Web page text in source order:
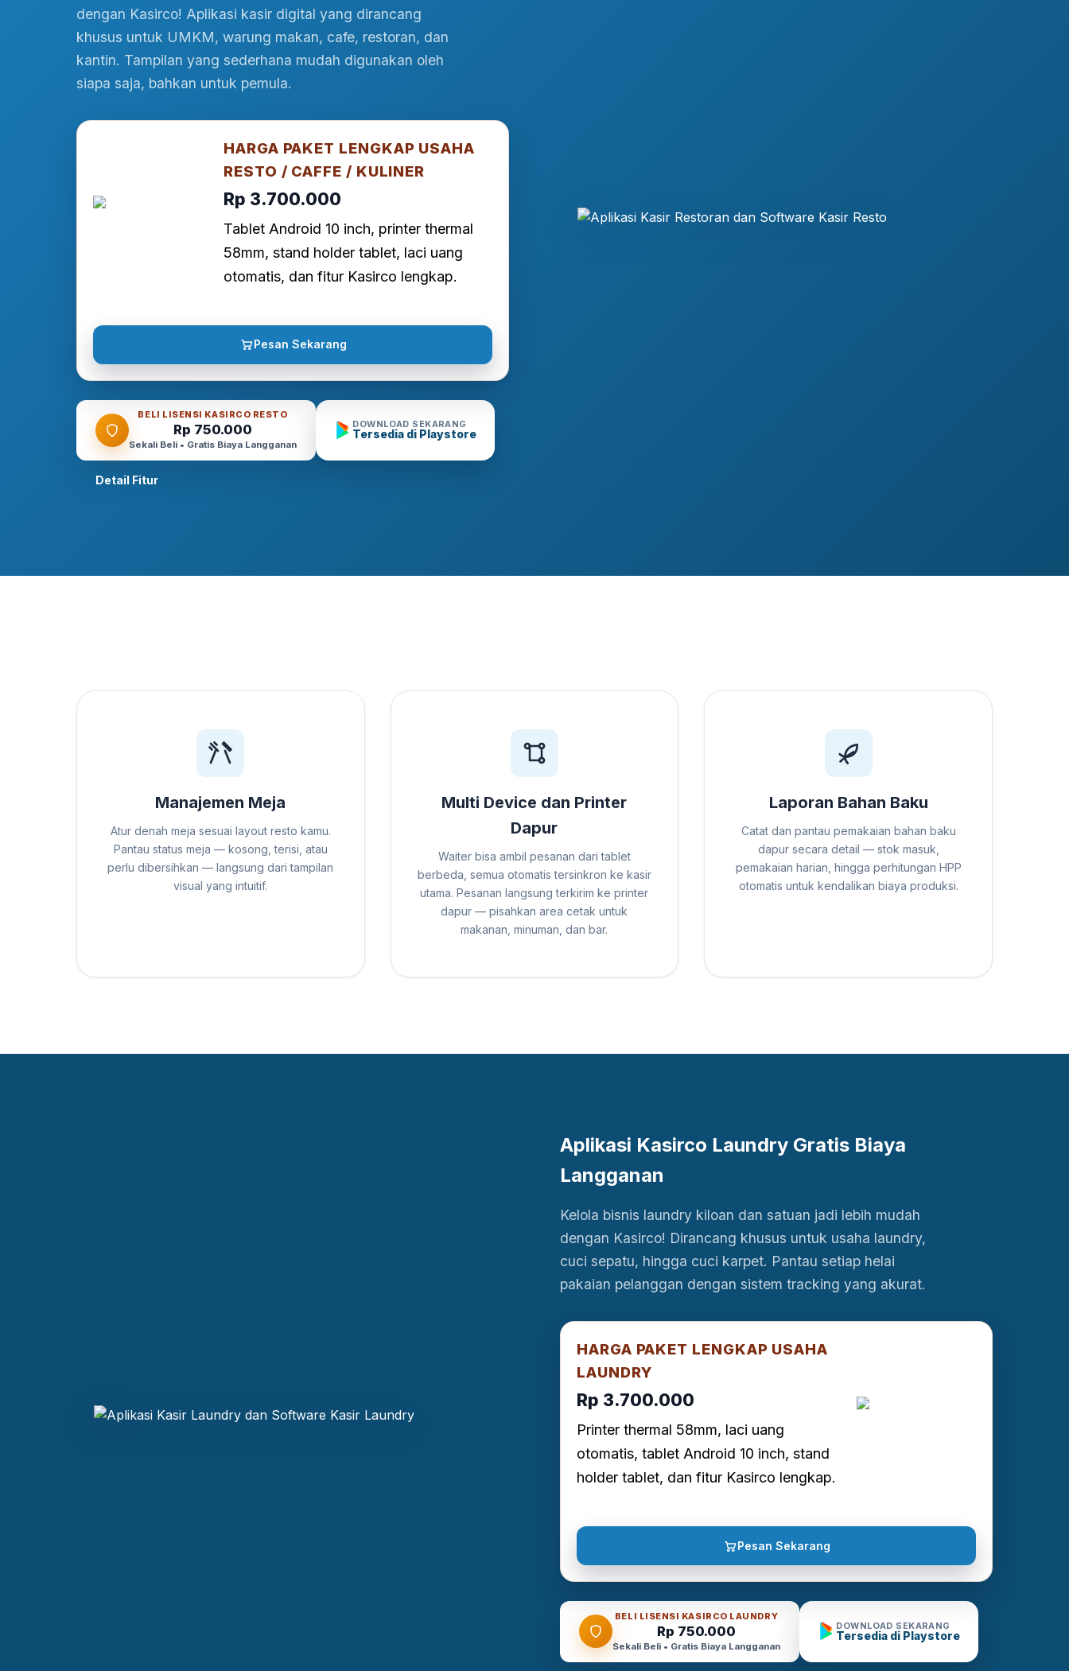
dengan Kasirco! Aplikasi kasir digital yang dirancang
khusus untuk UMKM, warung makan, cafe, restoran, dan
kantin. Tampilan yang sederhana mudah digunakan oleh
siapa saja, bahkan untuk pemula.
HARGA PAKET LENGKAP USAHA
RESTO / CAFFE / KULINER
Rp 3.700.000
Tablet Android 10 inch, printer thermal
58mm, stand holder tablet, laci uang
otomatis, dan fitur Kasirco lengkap.
Pesan Sekarang
BELI LISENSI KASIRCO RESTO
Rp 750.000
Sekali Beli • Gratis Biaya Langganan
DOWNLOAD SEKARANG
Tersedia di Playstore
Detail Fitur
Manajemen Meja
Atur denah meja sesuai layout resto kamu.
Pantau status meja — kosong, terisi, atau
perlu dibersihkan — langsung dari tampilan
visual yang intuitif.
Multi Device dan Printer
Dapur
Waiter bisa ambil pesanan dari tablet
berbeda, semua otomatis tersinkron ke kasir
utama. Pesanan langsung terkirim ke printer
dapur — pisahkan area cetak untuk
makanan, minuman, dan bar.
Laporan Bahan Baku
Catat dan pantau pemakaian bahan baku
dapur secara detail — stok masuk,
pemakaian harian, hingga perhitungan HPP
otomatis untuk kendalikan biaya produksi.
Aplikasi Kasirco Laundry Gratis Biaya
Langganan
Kelola bisnis laundry kiloan dan satuan jadi lebih mudah
dengan Kasirco! Dirancang khusus untuk usaha laundry,
cuci sepatu, hingga cuci karpet. Pantau setiap helai
pakaian pelanggan dengan sistem tracking yang akurat.
HARGA PAKET LENGKAP USAHA
LAUNDRY
Rp 3.700.000
Printer thermal 58mm, laci uang
otomatis, tablet Android 10 inch, stand
holder tablet, dan fitur Kasirco lengkap.
Pesan Sekarang
BELI LISENSI KASIRCO LAUNDRY
Rp 750.000
Sekali Beli • Gratis Biaya Langganan
DOWNLOAD SEKARANG
Tersedia di Playstore